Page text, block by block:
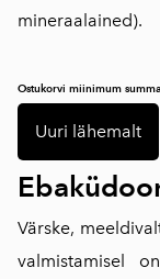
mineraalained).
Ostukorvi miinimum
Uuri lähemalt
Värske,
valmistamisel